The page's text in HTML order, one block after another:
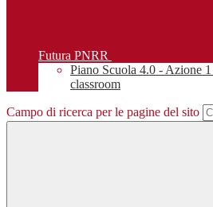
Futura PNRR
Piano Scuola 4.0 - Azione
classroom
Campo di ricerca per le pagine del sito